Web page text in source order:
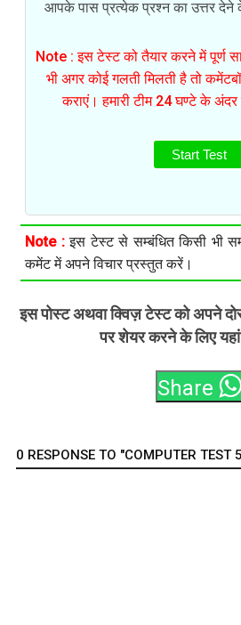
आपके पास प्रत्येक प्रश्न का उत्तर
Note : इस टेस्ट को तैयार करने में पूर्ण
भी अगर कोई गलती मिलती है तो
कराएं। हमारी टीम 24 घण्टे के
Start Test
Note :इस टेस्ट से सम्बंधित किसी भी
कमेंट में अपने विचार प्रस्तुत करें।
इस पोस्ट अथवा क्विज़ टेस्ट को अपने
पर शेयर करने के लिए
Share
0 RESPONSE TO "COMPUTER TEST